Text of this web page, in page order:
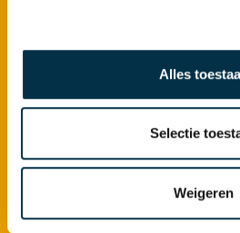
Alles
Selectie
Weigeren
Atlant als
Expertisecentrum
Expertisecentrum
Expertisecentrum